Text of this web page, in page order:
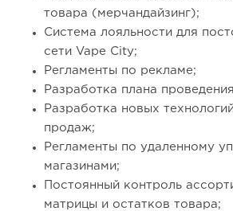
товара (мерчандайзинг);
Система лояльности для
сети Vape City;
Регламенты по рекламе;
Разработка плана
Разработка новых
продаж;
Регламенты по удаленному
магазинами;
Постоянный контроль
матрицы и остатков товара;